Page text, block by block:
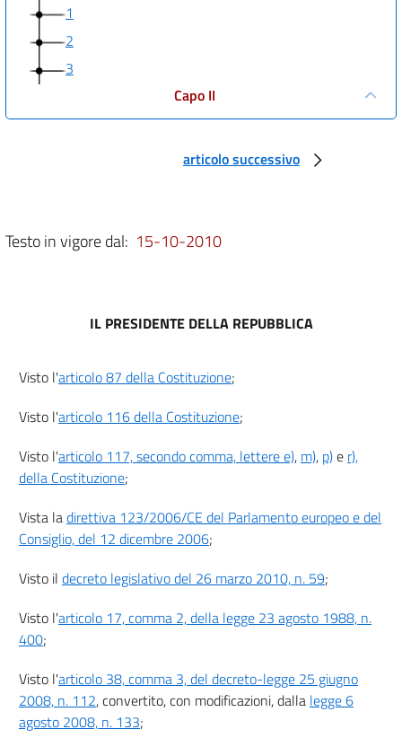
1
2
3
Capo II
5
Procedimento ordinario
8
9
10
Capo VI
Monitoraggio istituzionale
Disposizioni finali
Allegati
Modalità telematiche di comunicazione e trasferimento
articolo successivo
Testo in vigore dal: 15-10-2010
IL PRESIDENTE DELLA REPUBBLICA
Visto l'articolo 87 della Costituzione;
Visto l'articolo 116 della Costituzione;
Visto l'articolo 117, secondo comma, lettere e), m), p)e r),
della Costituzione;
Vista ladirettiva 123/2006/CE del Parlamento europeo e del
Consiglio, del 12 dicembre 2006;
Visto il decreto legislativo del 26 marzo 2010, n. 59;
Visto l'articolo 17, comma 2, della legge 23 agosto 1988, n.
400;
Visto l'articolo 38, comma 3, del decreto-legge 25 giugno
2008, n. 112, convertito, con modificazioni, dalla legge 6
agosto 2008, n. 133;